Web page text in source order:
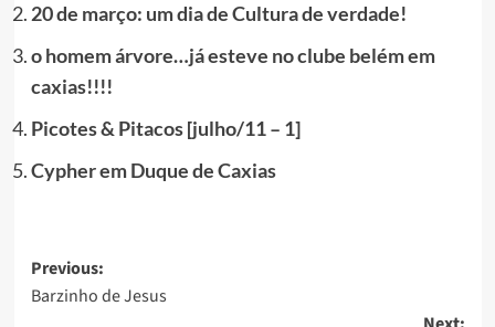
20 de março: um dia de Cultura de verdade!
o homem árvore…já esteve no clube belém em
caxias!!!!
Picotes & Pitacos [julho/11 – 1]
Cypher em Duque de Caxias
Post
navigation
Previous:
Barzinho de Jesus